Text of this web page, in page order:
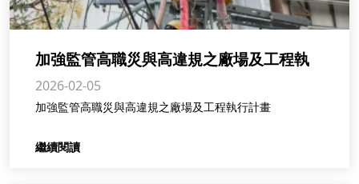
加強監管高職災與高違規之廠場及工程執
行計畫
2026-02-05
加強監管高職災與高違規之廠場及工程執行計畫
繼續閱讀